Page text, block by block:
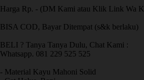
Harga Rp. - (DM Kami atau Klik Link Wa
BISA COD, Bayar Ditempat (s&k berlaku)
BELI ? Tanya Tanya Dulu, Chat Kami :
Whatsapp. 081 229 525 525
- Material Kayu Mahoni Solid